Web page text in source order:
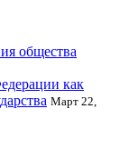
общества
как
Март 22,